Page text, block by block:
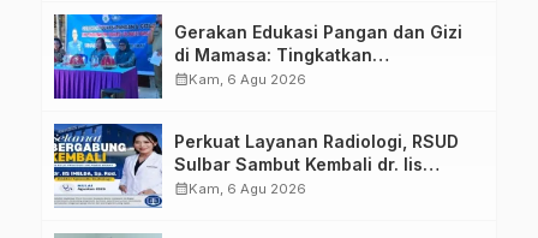
Gerakan Edukasi Pangan dan Gizi
di Mamasa: Tingkatkan
Pengetahuan dan Keterampilan
calendar_monthKam, 6 Agu 2026
Perkuat Layanan Radiologi, RSUD
Sulbar Sambut Kembali dr. Iis
Imelda, Sp.Rad
calendar_monthKam, 6 Agu 2026